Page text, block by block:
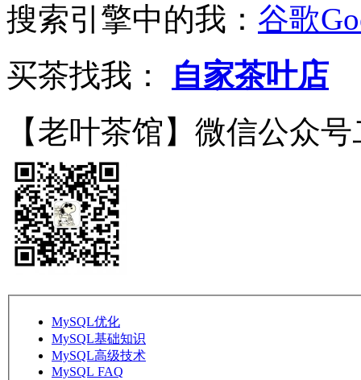
搜索引擎中的我： 谷歌
买茶找我：
自家茶叶店
【老叶茶馆】微信公众
MySQL优化
MySQL基础知识
MySQL高级技术
MySQL FAQ